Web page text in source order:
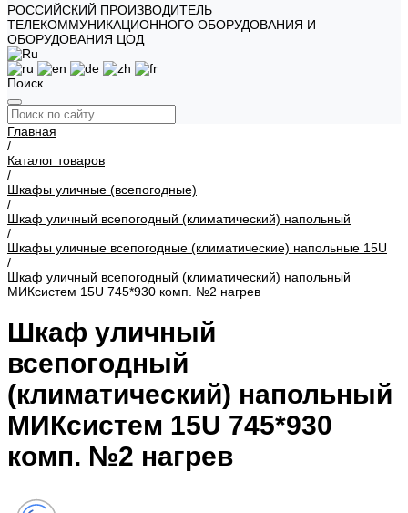
РОССИЙСКИЙ ПРОИЗВОДИТЕЛЬ
ТЕЛЕКОММУНИКАЦИОННОГО ОБОРУДОВАНИЯ И
ОБОРУДОВАНИЯ ЦОД
Поиск
Главная
/
Каталог товаров
/
Шкафы уличные (всепогодные)
/
Шкаф уличный всепогодный (климатический) напольный
/
Шкафы уличные всепогодные (климатические) напольные 15U
/
Шкаф уличный всепогодный (климатический) напольный
МИКсистем 15U 745*930 комп. №2 нагрев
Шкаф уличный
всепогодный
(климатический) напольный
МИКсистем 15U 745*930
комп. №2 нагрев